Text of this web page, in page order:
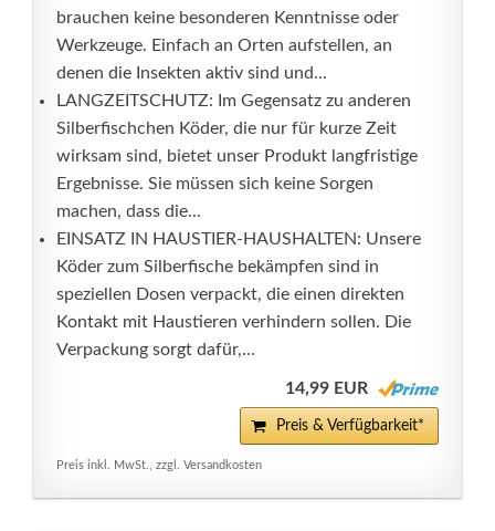
brauchen keine besonderen Kenntnisse oder
Werkzeuge. Einfach an Orten aufstellen, an
denen die Insekten aktiv sind und...
LANGZEITSCHUTZ: Im Gegensatz zu anderen
Silberfischchen Köder, die nur für kurze Zeit
wirksam sind, bietet unser Produkt langfristige
Ergebnisse. Sie müssen sich keine Sorgen
machen, dass die...
EINSATZ IN HAUSTIER-HAUSHALTEN: Unsere
Köder zum Silberfische bekämpfen sind in
speziellen Dosen verpackt, die einen direkten
Kontakt mit Haustieren verhindern sollen. Die
Verpackung sorgt dafür,...
14,99 EUR
Preis & Verfügbarkeit*
Preis inkl. MwSt., zzgl. Versandkosten